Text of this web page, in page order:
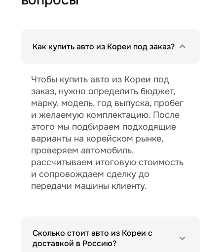
Как купить авто из Кореи под заказ?
Чтобы купить авто из Кореи под
заказ, нужно определить бюджет,
марку, модель, год выпуска, пробег
и желаемую комплектацию. После
этого мы подбираем подходящие
варианты на корейском рынке,
проверяем автомобиль,
рассчитываем итоговую стоимость
и сопровождаем сделку до
передачи машины клиенту.
Сколько стоит авто из Кореи с
доставкой в Россию?